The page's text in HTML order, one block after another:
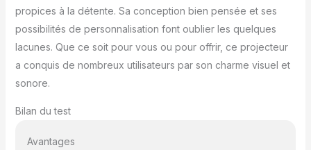
d’alimentation USB
inclus】L’appareil est
muni d’un câble
d’alimentation pour le
brancher à un chargeur
propices à la détente. Sa conception bien pensée et ses
possibilités de personnalisation font oublier les quelques
lacunes. Que ce soit pour vous ou pour offrir, ce projecteur
a conquis de nombreux utilisateurs par son charme visuel et
sonore.
Bilan du test
Avantages